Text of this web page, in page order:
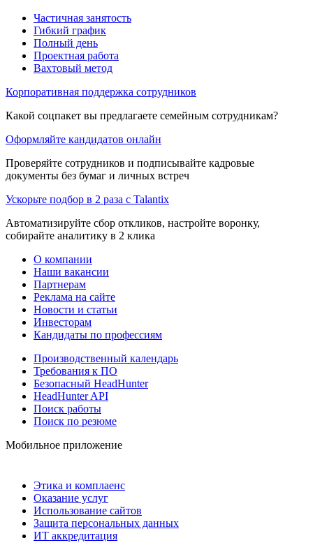
Частичная занятость
Гибкий график
Полный день
Проектная работа
Вахтовый метод
Корпоративная поддержка сотрудников
Какой соцпакет вы предлагаете семейным сотрудникам?
Оформляйте кандидатов онлайн
Проверяйте сотрудников и подписывайте кадровые
документы без бумаг и личных встреч
Ускорьте подбор в 2 раза с Talantix
Автоматизируйте сбор откликов, настройте воронку,
собирайте аналитику в 2 клика
О компании
Наши вакансии
Партнерам
Реклама на сайте
Новости и статьи
Инвесторам
Кандидаты по профессиям
Производственный календарь
Требования к ПО
Безопасный HeadHunter
HeadHunter API
Поиск работы
Поиск по резюме
Мобильное приложение
Этика и комплаенс
Оказание услуг
Использование сайтов
Защита персональных данных
ИТ аккредитация